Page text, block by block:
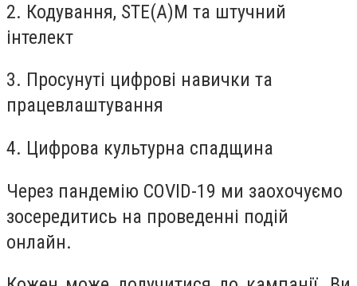
2. Кодування, STE(A)M та штучний
інтелект
3. Просунуті цифрові навички та
працевлаштування
4. Цифрова культурна спадщина
Через пандемію COVID-19 ми заохочуємо
зосередитись на проведенні подій
онлайн.